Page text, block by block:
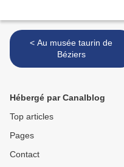
< Au musée taurin de
Béziers
Hébergé par Canalblog
Top articles
Pages
Contact